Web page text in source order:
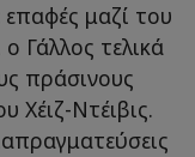
επαφές μαζί του
Γάλλος τελικά
πράσινους
Χέιζ-Ντέιβις.